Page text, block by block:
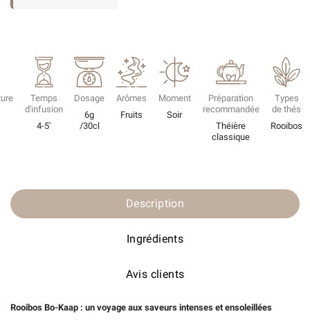
Temps
d'infusion
4-5'
Dosage
6g
/30cl
Arômes
Fruits
Moment
Soir
Préparation
recommandée
Théière
classique
Types
de thés
Rooibos
Description
Ingrédients
Avis clients
Rooibos Bo-Kaap : un voyage aux saveurs intenses et ensoleillées